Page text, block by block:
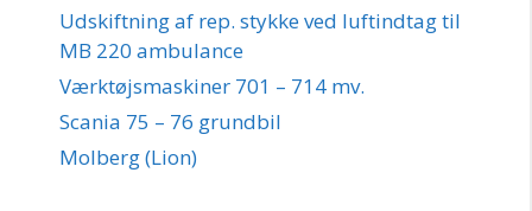
Udskiftning af rep. stykke ved luftindtag til
MB 220 ambulance
Værktøjsmaskiner 701 – 714 mv.
Scania 75 – 76 grundbil
Molberg (Lion)